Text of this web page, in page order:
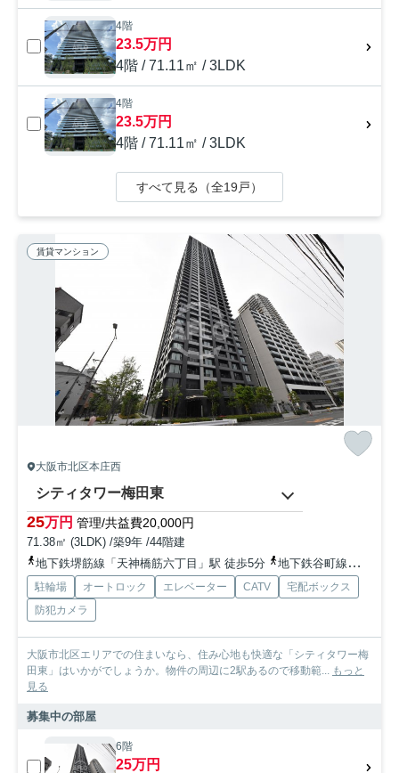
4階
23.5万円
4階 / 71.11㎡ / 3LDK
4階
23.5万円
4階 / 71.11㎡ / 3LDK
すべて見る（全19戸）
賃貸マンション
大阪市北区本庄西
シティタワー梅田東
25万円 管理/共益費20,000円
71.38㎡ (3LDK) /築9年 /44階建
地下鉄堺筋線「天神橋筋六丁目」駅 徒歩5分
地下鉄谷町線「中崎町」駅 徒歩7分
駐輪場 オートロック エレベーター CATV
宅配ボックス
防犯カメラ
大阪市北区エリアでの住まいなら、住み心地も快適な「シティタワー梅
田東」はいかがでしょうか。物件の周辺に2駅あるので移動範... もっと
見る
募集中の部屋
6階
25万円